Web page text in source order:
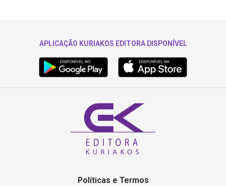
APLICAÇÃO KURIAKOS EDITORA DISPONÍVEL
Políticas e Termos